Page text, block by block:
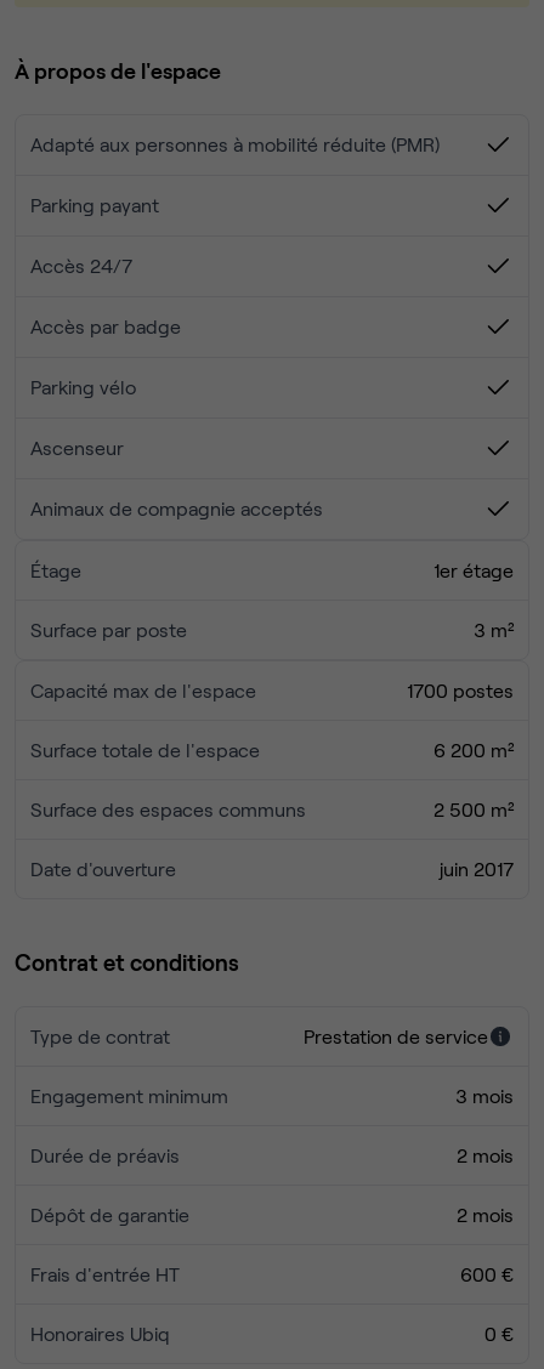
🚗 Parking vélo, voiture, scooter
🌎 Accès à des espaces de coworking dans le monde
Contactez-nous si vous avez la moindre question !
À propos de l'espace
Adapté aux personnes à mobilité réduite (PMR)
Parking payant
Accès 24/7
Accès par badge
Parking vélo
Ascenseur
Animaux de compagnie acceptés
Étage 1er étage
Surface par poste 3 m²
Capacité max de l'espace 1700 postes
Surface totale de l'espace 6 200 m²
Surface des espaces communs 2 500 m²
Date d'ouverture juin 2017
Contrat et conditions
Type de contrat Prestation de service
Engagement minimum 3 mois
Durée de préavis 2 mois
Dépôt de garantie 2 mois
Frais d'entrée HT 600 €
Honoraires Ubiq 0 €